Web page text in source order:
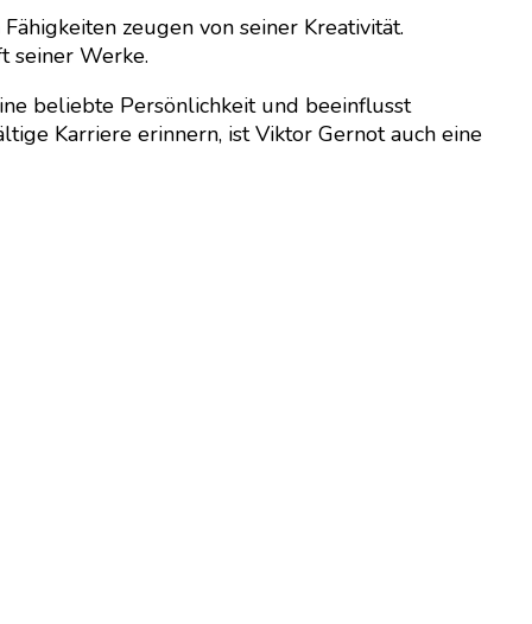
zeugen von seiner Kreativität.
seiner Werke.
beliebte Persönlichkeit und beeinflusst
Karriere erinnern, ist Viktor Gernot auch eine